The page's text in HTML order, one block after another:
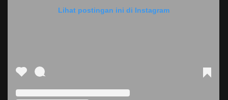
Lihat postingan ini di Instagram